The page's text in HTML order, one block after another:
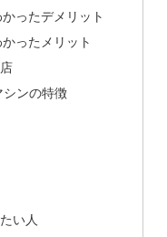
ったデメリット
ったメリット
シンの特徴
い人